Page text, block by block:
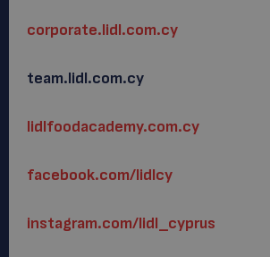
corporate.lidl.com.cy
team.lidl.com.cy
lidlfoodacademy.com.cy
facebook.com/lidlcy
instagram.com/lidl_cyprus